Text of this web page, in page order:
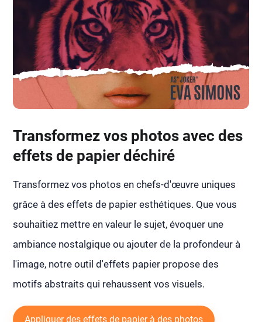
Transformez vos photos avec des
effets de papier déchiré
Transformez vos photos en chefs-d'œuvre uniques
grâce à des effets de papier esthétiques. Que vous
souhaitiez mettre en valeur le sujet, évoquer une
ambiance nostalgique ou ajouter de la profondeur à
l'image, notre outil d'effets papier propose des
motifs abstraits qui rehaussent vos visuels.
Appliquer des effets de papier à des photos